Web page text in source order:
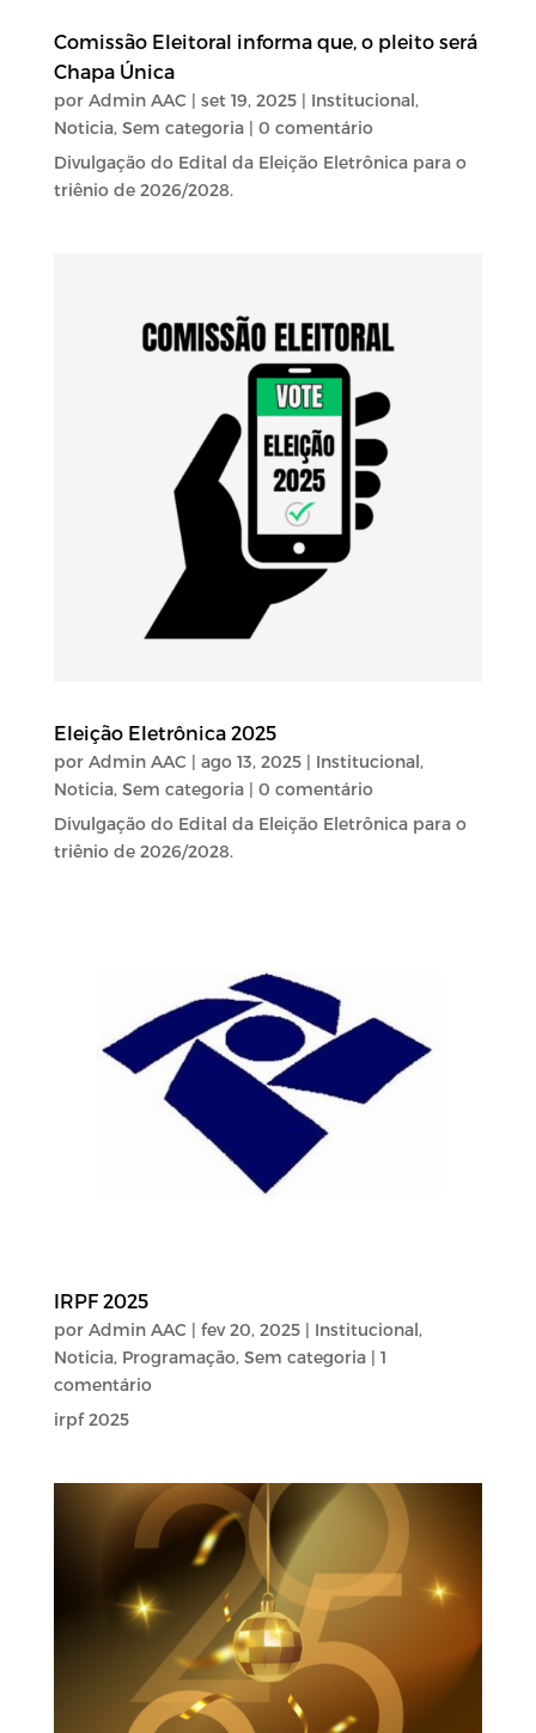
Comissão Eleitoral informa que, o pleito será
Chapa Única
por Admin AAC | set 19, 2025| Institucional,
Noticia, Sem categoria| 0 comentário
Divulgação do Edital da Eleição Eletrônica para o
triênio de 2026/2028.
Eleição Eletrônica 2025
por Admin AAC | ago 13, 2025| Institucional,
Noticia, Sem categoria| 0 comentário
Divulgação do Edital da Eleição Eletrônica para o
triênio de 2026/2028.
IRPF 2025
por Admin AAC | fev 20, 2025| Institucional,
Noticia, Programação, Sem categoria| 1
comentário
irpf 2025